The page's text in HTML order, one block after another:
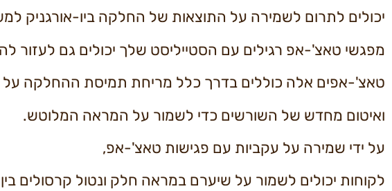
יכולים לתרום לשמירה על התוצאות של החלקה ביו-אורגניק
מפגשי טאצ'-אפ רגילים עם הסטייליסט שלך יכולים גם לעזור
טאצ'-אפים אלה כוללים בדרך כלל מריחת תמיסת ההחלקה
ואיטום מחדש של השורשים כדי לשמור על המראה המלוטש.
על ידי שמירה על עקביות עם פגישות טאצ'-אפ,
לקוחות יכולים לשמור על שיערם במראה חלק ונטול קרסולים